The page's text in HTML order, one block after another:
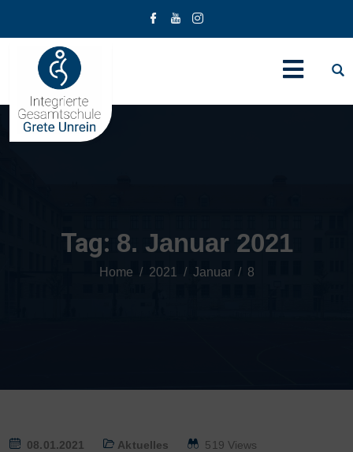
Tag: 8. Januar 2021
Home 2021 Januar 8
P08.01.2021 Aktuelles 519 Views